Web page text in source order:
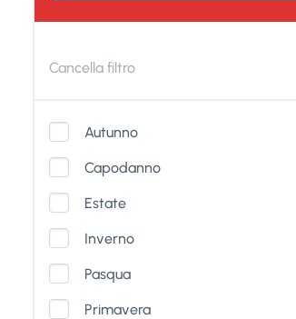
Cancella filtro
Autunno
Capodanno
Estate
Inverno
Pasqua
Primavera